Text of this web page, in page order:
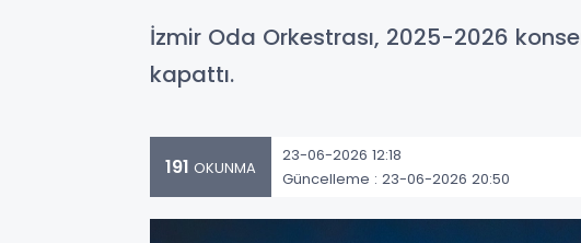
İzmir Oda Orkestrası, 2025-2026
kapattı.
191 OKUNMA
23-06-2026 12:18
Güncelleme : 23-06-2026 20:50